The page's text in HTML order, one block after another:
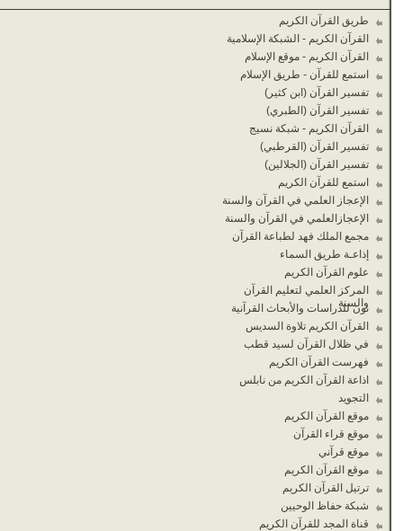
طريق القرآن الكريم
القرآن الكريم - الشبكة الإسلامية
القرآن الكريم - موقع الإسلام
استمع للقرآن - طريق الإسلام
تفسير القرآن (ابن كثير)
تفسير القرآن (الطبري)
القرآن الكريم - شبكة نسيج
تفسير القرآن (القرطبي)
تفسير القرآن (الجلالين)
استمع للقرآن الكريم
الإعجاز العلمي في القرآن والسنة
الإعجازالعلمي في القرآن والسنة
مجمع الملك فهد لطباعة القرآن
إذاعـة طريق السماء
علوم القرآن الكريم
المركز العلمي لتعليم القرآن
والسنة
نون للدراسات والأبحاث القرآنية
القرآن الكريم تلاوة السديس
في ظلال القرآن لسيد قطب
فهرست القرآن الكريم
اذاعة القرآن الكريم من نابلس
التجويد
موقع القرآن الكريم
موقع قراء القرآن
موقع قرآني
موقع القرآن الكريم
ترتيل القرآن الكريم
شبكة حفاظ الوحيين
قناة المجد للقرآن الكريم